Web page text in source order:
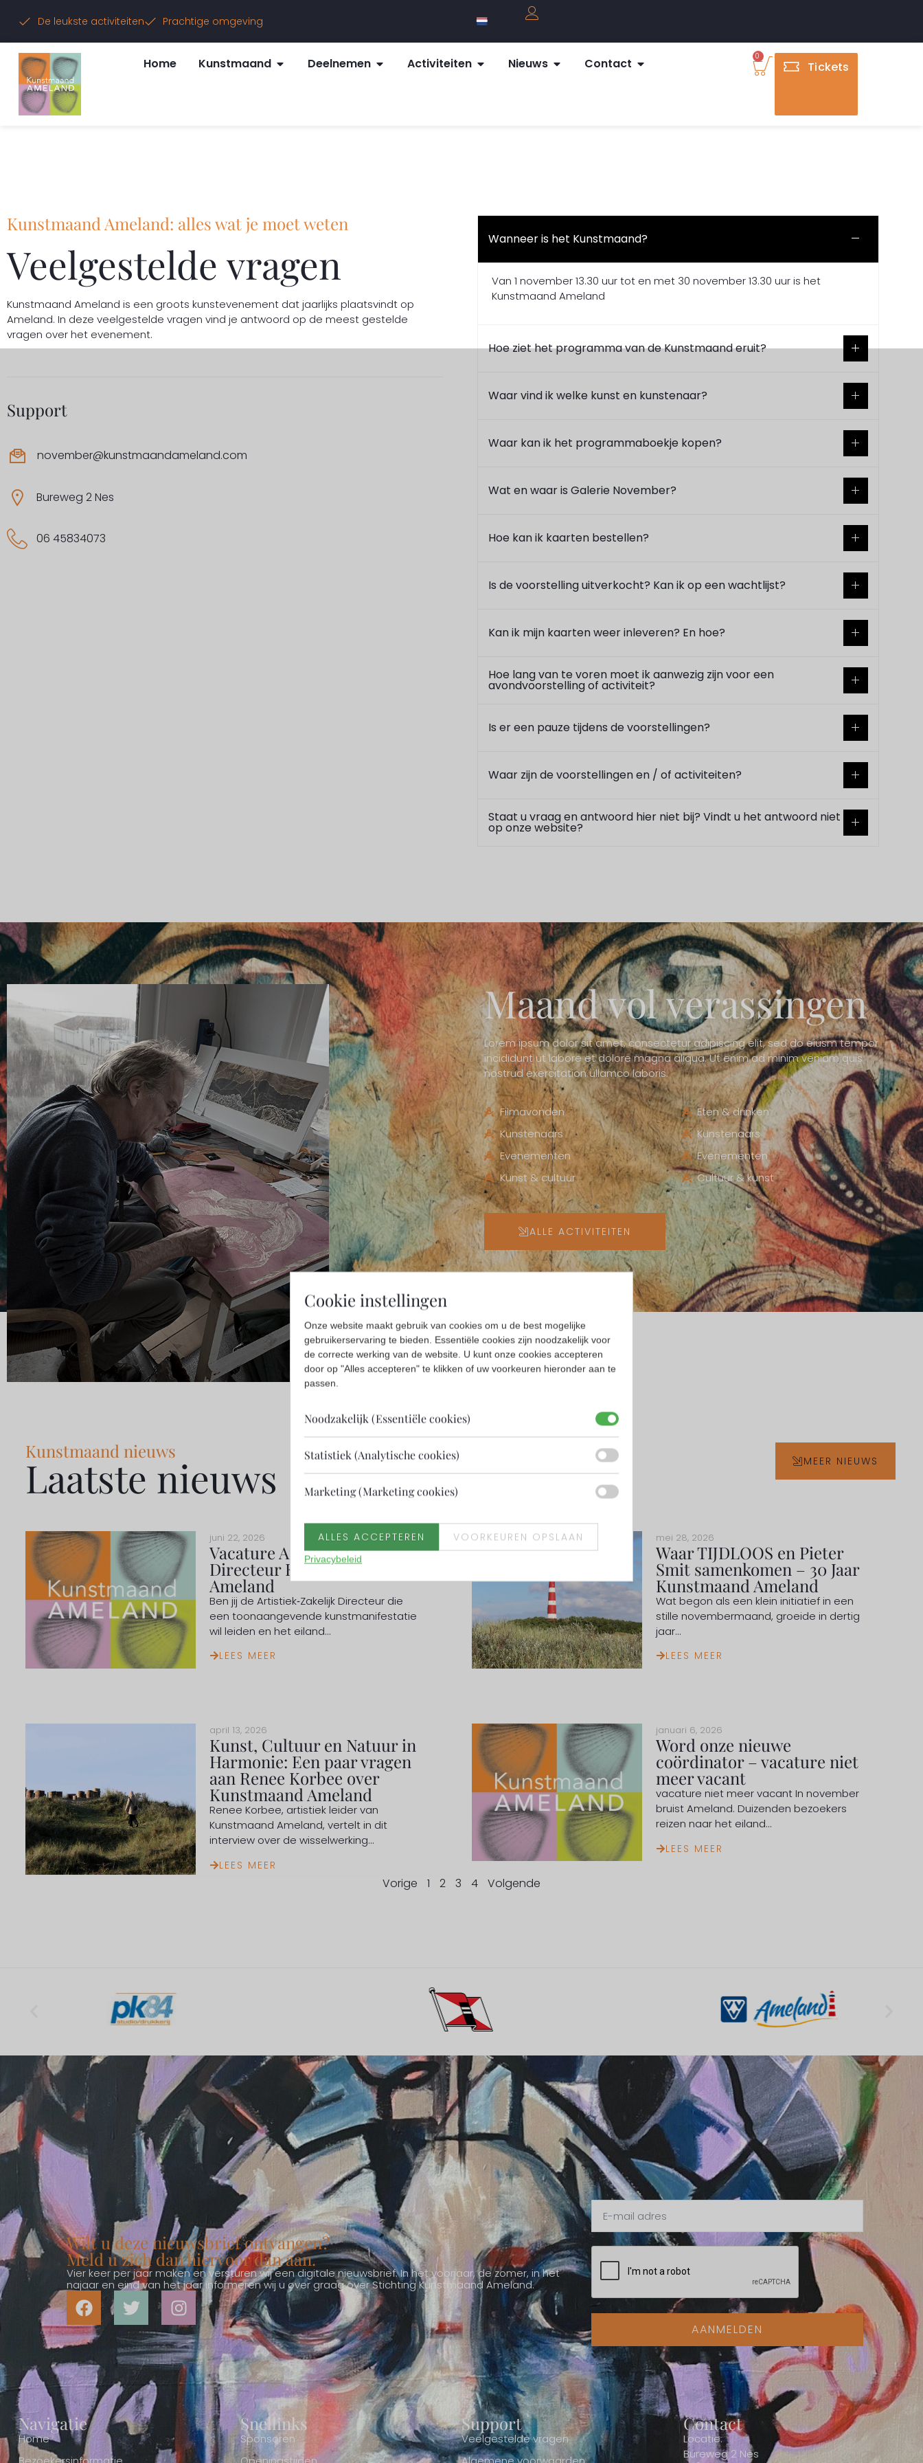
De leukste activiteiten Prachtige omgeving
Home Kunstmaand Deelnemen Activiteiten Nieuws Contact 0
Tickets
Kunstmaand Ameland: alles wat je moet weten
Veelgestelde vragen
Kunstmaand Ameland is een groots kunstevenement dat jaarlijks plaatsvindt op
Ameland. In deze veelgestelde vragen vind je antwoord op de meest gestelde
vragen over het evenement.
Support
november@kunstmaandameland.com
Bureweg 2 Nes
06 45834073
Wanneer is het Kunstmaand?
Van 1 november 13.30 uur tot en met 30 november 13.30 uur is het
Kunstmaand Ameland
Hoe ziet het programma van de Kunstmaand eruit?
Waar vind ik welke kunst en kunstenaar?
Waar kan ik het programmaboekje kopen?
Wat en waar is Galerie November?
Hoe kan ik kaarten bestellen?
Is de voorstelling uitverkocht? Kan ik op een wachtlijst?
Kan ik mijn kaarten weer inleveren? En hoe?
Hoe lang van te voren moet ik aanwezig zijn voor een
avondvoorstelling of activiteit?
Is er een pauze tijdens de voorstellingen?
Waar zijn de voorstellingen en / of activiteiten?
Staat u vraag en antwoord hier niet bij? Vindt u het antwoord niet
op onze website?
Maand vol verassingen
Lorem ipsum dolor sit amet, consectetur adipiscing elit, sed do eiusm tempor
incididunt ut labore et dolore magna aliqua. Ut enim ad minim veniam quis
nostrud exercitation ullamco laboris.
Filmavonden
Kunstenaars
Evenementen
Kunst & cultuur
Eten & drinken
Kunstenaars
Evenementen
Cultuur & kunst
ALLE ACTIVITEITEN
Kunstmaand nieuws
Laatste nieuws MEER NIEUWS
juni 22, 2026
Vacature Artistiek-Zakelijk
Directeur Kunstmaand
Ameland
Ben jij de Artistiek‑Zakelijk Directeur die
een toonaangevende kunstmanifestatie
wil leiden en het eiland...
LEES MEER
mei 28, 2026
Waar TIJDLOOS en Pieter
Smit samenkomen – 30 Jaar
Kunstmaand Ameland
Wat begon als een klein initiatief in een
stille novembermaand, groeide in dertig
jaar...
LEES MEER
april 13, 2026
Kunst, Cultuur en Natuur in
Harmonie: Een paar vragen
aan Renee Korbee over
Kunstmaand Ameland
Renee Korbee, artistiek leider van
Kunstmaand Ameland, vertelt in dit
interview over de wisselwerking...
LEES MEER
januari 6, 2026
Word onze nieuwe
coördinator – vacature niet
meer vacant
vacature niet meer vacant In november
bruist Ameland. Duizenden bezoekers
reizen naar het eiland...
LEES MEER
Vorige 1 2 3 4 Volgende
Wilt u deze nieuwsbrief ontvangen?
Meld u zich dan hiervoor dan aan.
Vier keer per jaar maken en versturen wij een digitale nieuwsbrief. In het voorjaar, de zomer, in het
najaar en eind van het jaar informeren wij u over graag over Stichting Kunstmaand Ameland.
AANMELDEN
Navigatie
Home
Snellinks
Sponsoren
Support
Veelgestelde vragen
Contact
Locatie:
Bureweg 2 Nes
Cookie instellingen
Onze website maakt gebruik van cookies om u de best mogelijke
gebruikerservaring te bieden. Essentiële cookies zijn noodzakelijk voor
de correcte werking van de website. U kunt onze cookies accepteren
door op "Alles accepteren" te klikken of uw voorkeuren hieronder aan te
passen.
Noodzakelijk (Essentiële cookies)
Statistiek (Analytische cookies)
Marketing (Marketing cookies)
ALLES ACCEPTEREN VOORKEUREN OPSLAAN
Privacybeleid